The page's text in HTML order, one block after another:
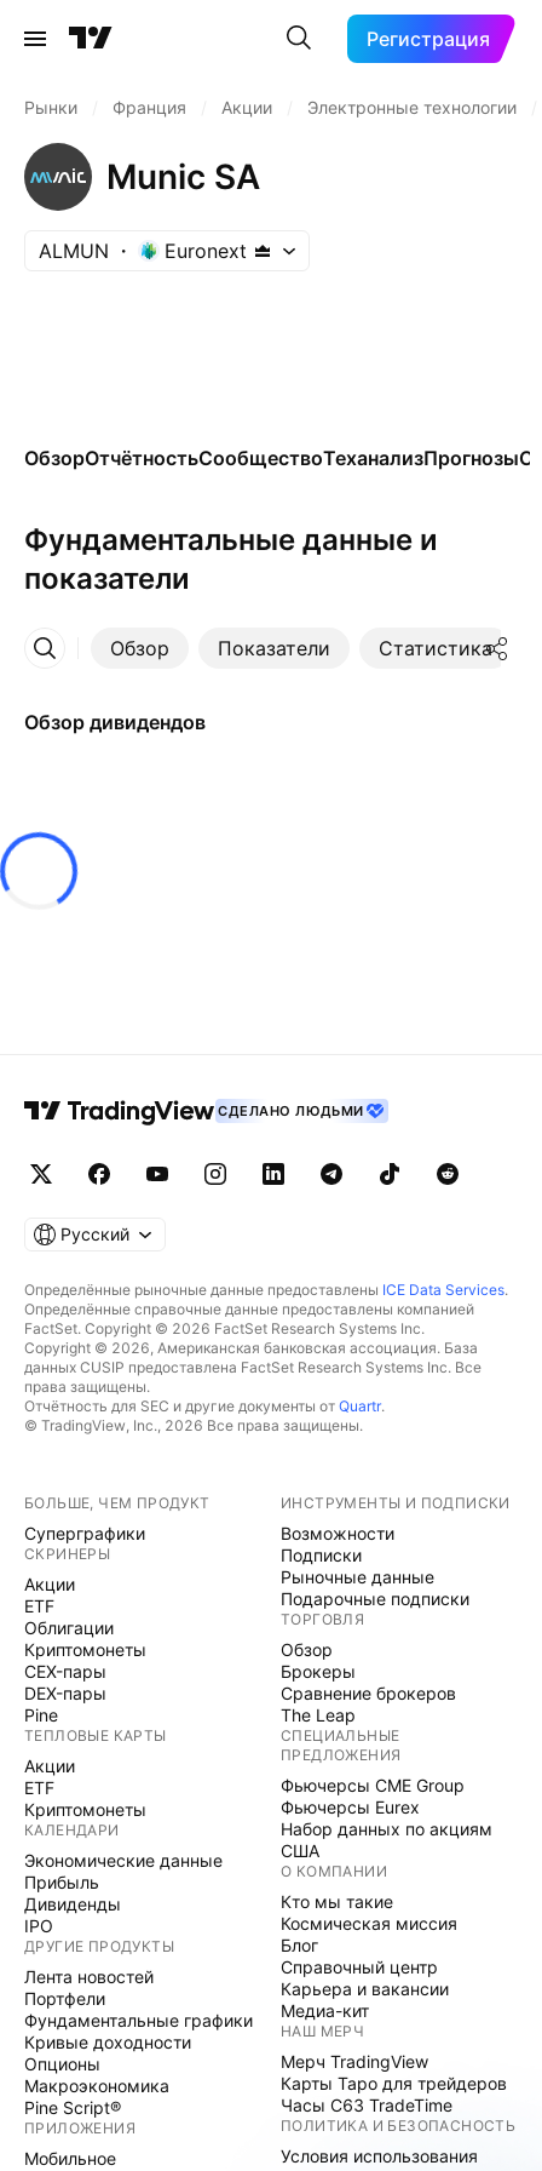
Регистрация
Рынки Франция Акции Электронные технологии
Munic SA
ALMUN Euronext
ОбзорОтчётностьСообществоТеханализПрогнозы
Фундаментальные данные и
показатели
Обзор Показатели Статистика
Ещё
Обзор дивидендов
СДЕЛАНО ЛЮДЬМИ
Русский
Определённые рыночные данные предоставлены ICE Data Services.
Определённые справочные данные предоставлены компанией
FactSet. Copyright © 2026 FactSet Research Systems Inc.
Copyright © 2026, Американская банковская ассоциация. База
данных CUSIP предоставлена FactSet Research Systems Inc. Все
права защищены.
Отчётность для SEC и другие документы от Quartr.
© TradingView, Inc., 2026 Все права защищены.
БОЛЬШЕ, ЧЕМ ПРОДУКТ
Суперграфики
СКРИНЕРЫ
Акции
ETF
Облигации
Криптомонеты
CEX-пары
DEX-пары
Pine
ТЕПЛОВЫЕ КАРТЫ
Акции
ETF
Криптомонеты
КАЛЕНДАРИ
Экономические данные
Прибыль
Дивиденды
IPO
ДРУГИЕ ПРОДУКТЫ
Лента новостей
Портфели
Фундаментальные графики
Кривые доходности
Опционы
Макроэкономика
Pine Script®
ПРИЛОЖЕНИЯ
Мобильное
ИНСТРУМЕНТЫ И ПОДПИСКИ
Возможности
Подписки
Рыночные данные
Подарочные подписки
ТОРГОВЛЯ
Обзор
Брокеры
Сравнение брокеров
The Leap
СПЕЦИАЛЬНЫЕ
ПРЕДЛОЖЕНИЯ
Фьючерсы CME Group
Фьючерсы Eurex
Набор данных по акциям
США
О КОМПАНИИ
Кто мы такие
Космическая миссия
Блог
Справочный центр
Карьера и вакансии
Медиа-кит
НАШ МЕРЧ
Мерч TradingView
Карты Таро для трейдеров
Часы C63 TradeTime
ПОЛИТИКА И БЕЗОПАСНОСТЬ
Условия использования